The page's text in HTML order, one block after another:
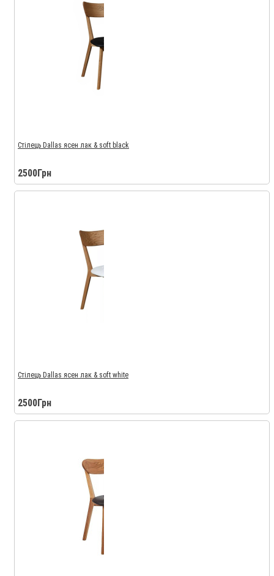
Стілець Dallas ясен лак & soft black
2500Грн
Стілець Dallas ясен лак & soft white
2500Грн